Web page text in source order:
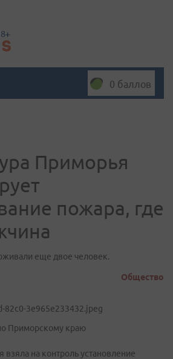
0 баллов
Приморья
пожара, где
еще двое человек.
Общество
Приморскому краю
взяла на контроль установление